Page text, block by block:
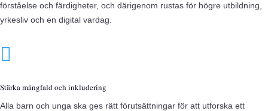
förståelse och färdigheter, och därigenom rustas för högre utbildning,
yrkesliv och en digital vardag.

Stärka mångfald och inkludering
Alla barn och unga ska ges rätt förutsättningar för att utforska ett